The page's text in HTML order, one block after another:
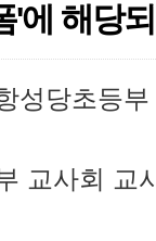
'에 해당
성당초등
교사회 교